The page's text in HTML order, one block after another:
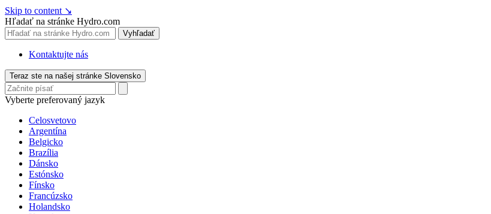
Skip to content ↘
Hľadať na stránke Hydro.com
Vyhľadať
Kontaktujte nás
Teraz ste na našej stránke Slovensko
Vyberte preferovaný jazyk
Celosvetovo
Argentína
Belgicko
Brazília
Dánsko
Estónsko
Fínsko
Francúzsko
Holandsko